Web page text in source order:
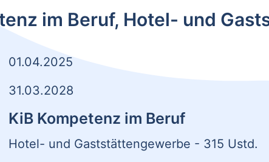
im Beruf, Hotel- und
01.04.2025
31.03.2028
KiB Kompetenz im Beruf
Hotel- und Gaststättengewerbe - 315 Ustd.